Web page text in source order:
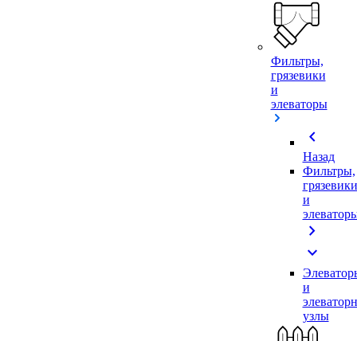
Фильтры,
грязевики
и
элеваторы
chevron_left
Назад
Фильтры,
грязевики
и
chevron_right
expand_more
и
узлы